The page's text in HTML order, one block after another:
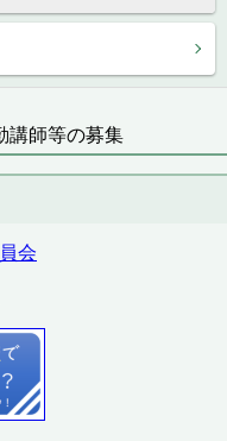
講師等の募集
会